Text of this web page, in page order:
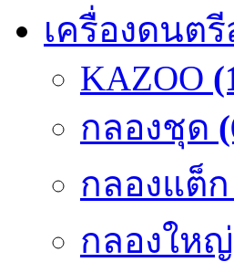
เครื่องดนต
KAZOO
กลองชุด
กลองแต็ก
กลองใหญ่